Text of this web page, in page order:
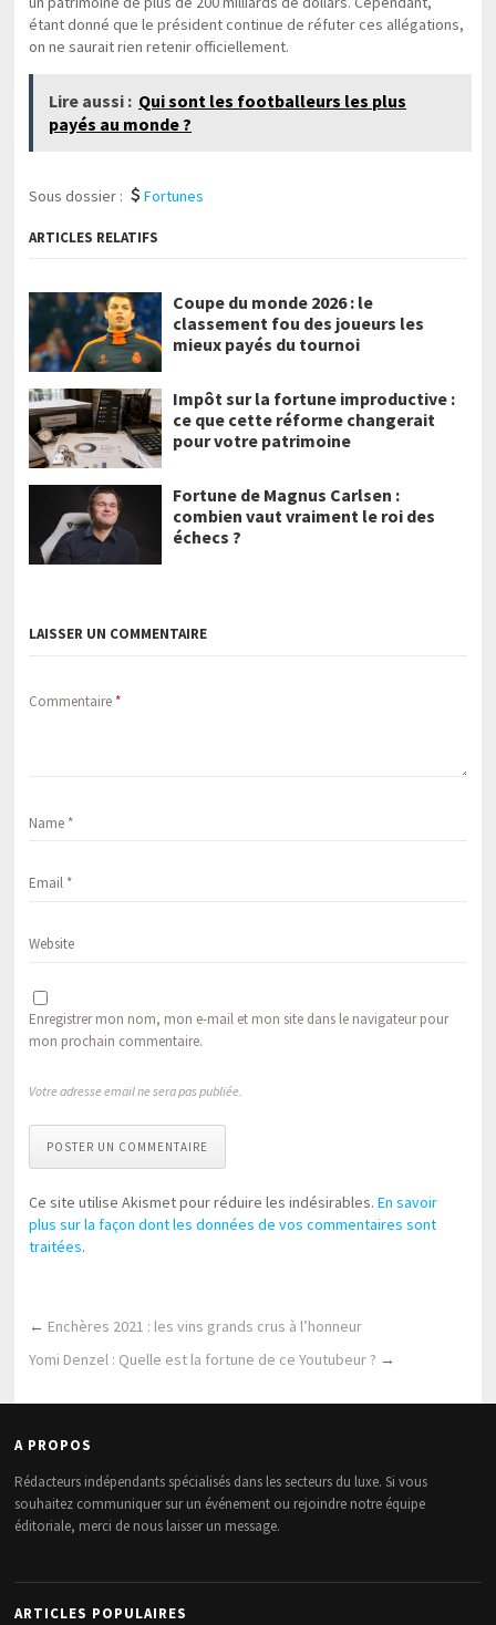
étant donné que le président continue de réfuter ces allégations,
on ne saurait rien retenir officiellement.
Lire aussi : Qui sont les footballeurs les plus
payés au monde ?
Sous dossier : Fortunes
ARTICLES RELATIFS
Coupe du monde 2026 : le
classement fou des joueurs les
mieux payés du tournoi
Impôt sur la fortune improductive :
ce que cette réforme changerait
pour votre patrimoine
Fortune de Magnus Carlsen :
combien vaut vraiment le roi des
échecs ?
LAISSER UN COMMENTAIRE
Commentaire*
Enregistrer mon nom, mon e-mail et mon site dans le navigateur pour
mon prochain commentaire.
Votre adresse email ne sera pas publiée.
POSTER UN COMMENTAIRE
Ce site utilise Akismet pour réduire les indésirables.En savoir
plus sur la façon dont les données de vos commentaires sont
traitées.
← Enchères 2021 : les vins grands crus à l’honneur
Yomi Denzel : Quelle est la fortune de ce Youtubeur ? →
A PROPOS
Rédacteurs indépendants spécialisés dans les secteurs du luxe. Si vous
souhaitez communiquer sur un événement ou rejoindre notre équipe
éditoriale, merci de nous laisser un message.
ARTICLES POPULAIRES